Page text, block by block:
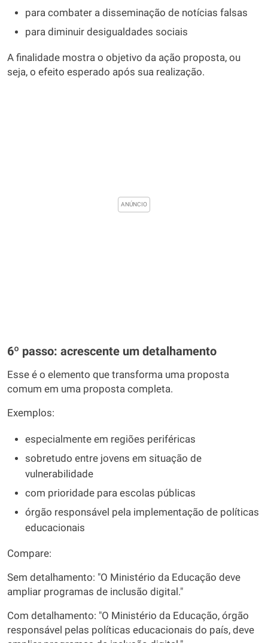
para combater a disseminação de notícias falsas
para diminuir desigualdades sociais
A finalidade mostra o objetivo da ação proposta, ou
seja, o efeito esperado após sua realização.
6º passo: acrescente um detalhamento
Esse é o elemento que transforma uma proposta
comum em uma proposta completa.
Exemplos:
especialmente em regiões periféricas
sobretudo entre jovens em situação de
vulnerabilidade
com prioridade para escolas públicas
órgão responsável pela implementação de políticas
educacionais
Compare:
Sem detalhamento: "O Ministério da Educação deve
ampliar programas de inclusão digital."
Com detalhamento: "O Ministério da Educação, órgão
responsável pelas políticas educacionais do país, deve